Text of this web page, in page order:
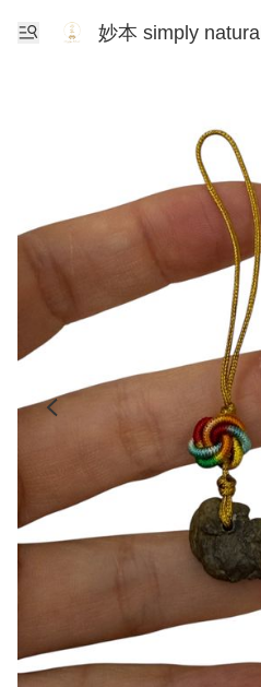
妙本 simply natural